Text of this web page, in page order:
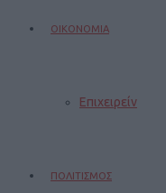
ΟΙΚΟΝΟΜΙΑ
Επιχειρείν
ΠΟΛΙΤΙΣΜΟΣ